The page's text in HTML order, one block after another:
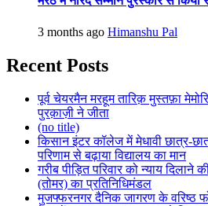
3 months ago Himanshu Pal
Recent Posts
पूर्व चेयरमैन मरहूम तारिक़ मुस्तफ़ा
पुरक़ाज़ी ने जीता
(no title)
किसान इंटर कॉलेज में मेधावी छात्र-
परिणाम से बढ़ाया विद्यालय का मान
गरीब पीड़ित परिवार को न्याय दिलाने
(तोमर) का प्रतिनिधिमंडल
मुजफ्फरनगर दैनिक जागरण के वरिष्ठ